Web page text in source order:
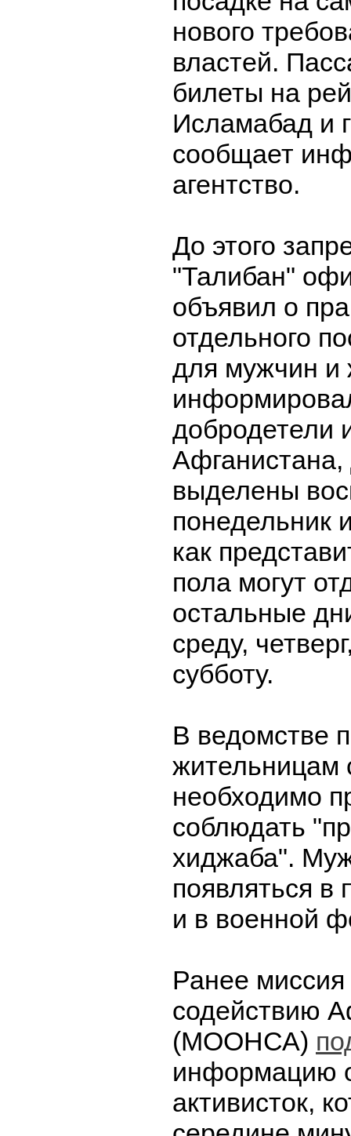
нового
властей.
билеты на
Исламабад и
сообщает
агентство.
До этого
"Талибан"
объявил о
отдельного
для мужчин и
добродетели
выделены
понедельник
как
пола могут
остальные
среду,
субботу.
В ведомстве
жительницам
необходимо
соблюдать
хиджаба".
появляться в
и в военной
Ранее
содействию
(МООНСА)
информацию
активисток,